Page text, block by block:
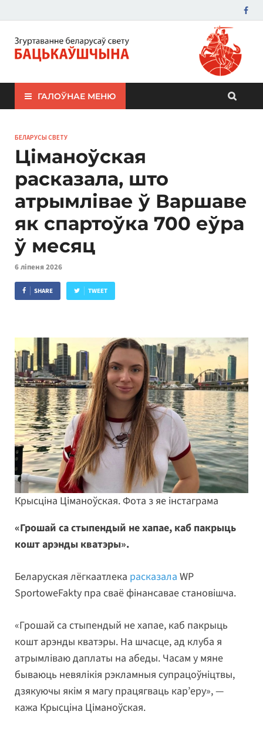
ЗБС "Бацькаўшчына"
ГАЛОЎНАЕ МЕНЮ
БЕЛАРУСЫ СВЕТУ
Ціманоўская
расказала, што
атрымлівае ў Варшаве
як спартоўка 700 еўра
ў месяц
6 ліпеня 2026
SHARE TWEET
Крысціна Ціманоўская. Фота з яе інстаграма
«Грошай са стыпендый не хапае, каб пакрыць
кошт арэнды кватэры».
Беларуская лёгкаатлека расказала WP
SportoweFakty пра сваё фінансавае становішча.
«Грошай са стыпендый не хапае, каб пакрыць
кошт арэнды кватэры. На шчасце, ад клуба я
атрымліваю даплаты на абеды. Часам у мяне
бываюць невялікія рэкламныя супрацоўніцтвы,
дзякуючы якім я магу працягваць кар’еру», —
кажа Крысціна Ціманоўская.